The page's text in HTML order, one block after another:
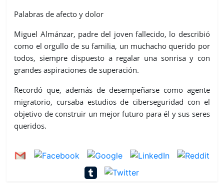
Palabras de afecto y dolor
Miguel Almánzar, padre del joven fallecido, lo describió
como el orgullo de su familia, un muchacho querido por
todos, siempre dispuesto a regalar una sonrisa y con
grandes aspiraciones de superación.
Recordó que, además de desempeñarse como agente
migratorio, cursaba estudios de ciberseguridad con el
objetivo de construir un mejor futuro para él y sus seres
queridos.